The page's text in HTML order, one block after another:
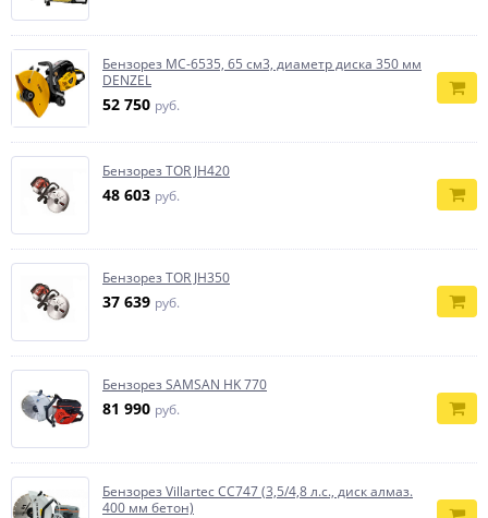
Бензорез МС-6535, 65 см3, диаметр диска 350 мм
DENZEL
52 750 руб.
Бензорез TOR JH420
48 603 руб.
Бензорез TOR JH350
37 639 руб.
Бензорез SAMSAN HK 770
81 990 руб.
Бензорез Villartec СС747 (3,5/4,8 л.с., диск алмаз.
400 мм бетон)